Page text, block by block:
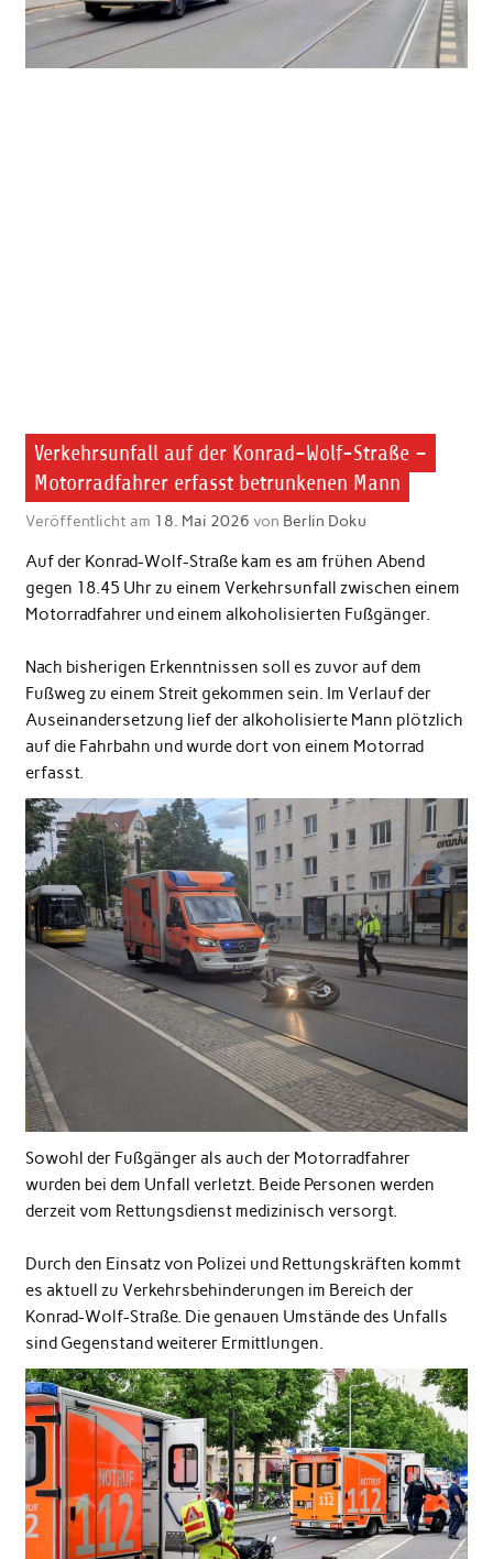
Verkehrsunfall auf der Konrad-Wolf-Straße –
Motorradfahrer erfasst betrunkenen Mann
Veröffentlicht am 18. Mai 2026 von Berlin Doku
Auf der Konrad-Wolf-Straße kam es am frühen Abend
gegen 18.45 Uhr zu einem Verkehrsunfall zwischen einem
Motorradfahrer und einem alkoholisierten Fußgänger.
Nach bisherigen Erkenntnissen soll es zuvor auf dem
Fußweg zu einem Streit gekommen sein. Im Verlauf der
Auseinandersetzung lief der alkoholisierte Mann plötzlich
auf die Fahrbahn und wurde dort von einem Motorrad
erfasst.
Sowohl der Fußgänger als auch der Motorradfahrer
wurden bei dem Unfall verletzt. Beide Personen werden
derzeit vom Rettungsdienst medizinisch versorgt.
Durch den Einsatz von Polizei und Rettungskräften kommt
es aktuell zu Verkehrsbehinderungen im Bereich der
Konrad-Wolf-Straße. Die genauen Umstände des Unfalls
sind Gegenstand weiterer Ermittlungen.